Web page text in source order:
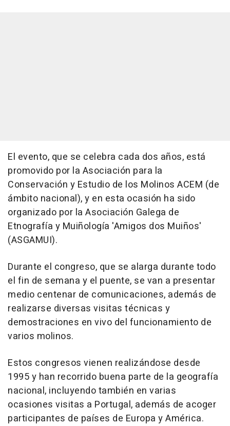
El evento, que se celebra cada dos años, está
promovido por la Asociación para la
Conservación y Estudio de los Molinos ACEM (de
ámbito nacional), y en esta ocasión ha sido
organizado por la Asociación Galega de
Etnografía y Muiñología 'Amigos dos Muiños'
(ASGAMUI).
Durante el congreso, que se alarga durante todo
el fin de semana y el puente, se van a presentar
medio centenar de comunicaciones, además de
realizarse diversas visitas técnicas y
demostraciones en vivo del funcionamiento de
varios molinos.
Estos congresos vienen realizándose desde
1995 y han recorrido buena parte de la geografía
nacional, incluyendo también en varias
ocasiones visitas a Portugal, además de acoger
participantes de países de Europa y América.